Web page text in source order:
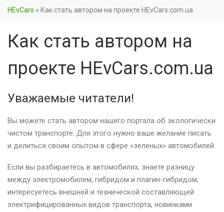
HEvCars » Как стать автором на проекте HEvCars.com.ua
Как стать автором на
проекте HEvCars.com.ua
Уважаемые читатели!
Вы можете стать автором нашего портала об экологически
чистом транспорте. Для этого нужно ваше желание писать
и делиться своим опытом в сфере «зеленых» автомобилей.
Если вы разбираетесь в автомобилях, знаете разницу
между электромобилем, гибридом и плагин-гибридом,
интересуетесь внешней и технической составляющей
электрифицированных видов транспорта, новинками